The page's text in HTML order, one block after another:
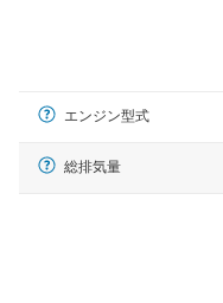
エンジン型式
総排気量